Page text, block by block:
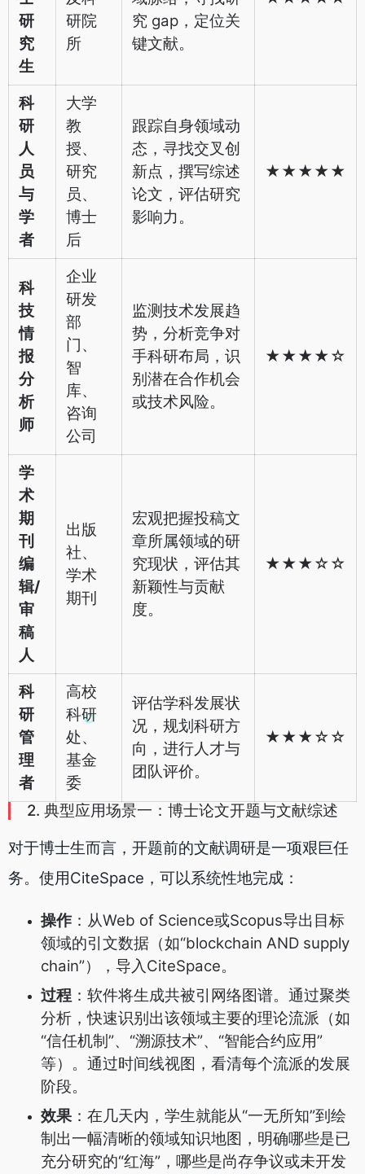
研
究
生
研院
所
究 gap，定位关
键文献。
科
研
人
员
与
学
者
大学
教
授、
研究
员、
博士
后
跟踪自身领域动
态，寻找交叉创
新点，撰写综述
论文，评估研究
影响力。
★★★★★
科
技
情
报
分
析
师
企业
研发
部
门、
智
库、
咨询
公司
监测技术发展趋
势，分析竞争对
手科研布局，识
别潜在合作机会
或技术风险。
★★★★☆
学
术
期
刊
编
辑/
审
稿
人
出版
社、
学术
期刊
宏观把握投稿文
章所属领域的研
究现状，评估其
新颖性与贡献
度。
★★★☆☆
科
研
管
理
者
高校
科研
处、
基金
委
评估学科发展状
况，规划科研方
向，进行人才与
团队评价。
★★★☆☆
2. 典型应用场景一：博士论文开题与文献综述
对于博士生而言，开题前的文献调研是一项艰巨任
务。使用CiteSpace，可以系统性地完成：
操作 ：从Web of Science或Scopus导出目标
领域的引文数据（如“blockchain AND supply
chain”），导入CiteSpace。
过程 ：软件将生成共被引网络图谱。通过聚类
分析，快速识别出该领域主要的理论流派（如
“信任机制”、“溯源技术”、“智能合约应用”
等）。通过时间线视图，看清每个流派的发展
阶段。
效果：在几天内，学生就能从“一无所知”到绘
制出一幅清晰的领域知识地图，明确哪些是已
充分研究的“红海”，哪些是尚存争议或未开发